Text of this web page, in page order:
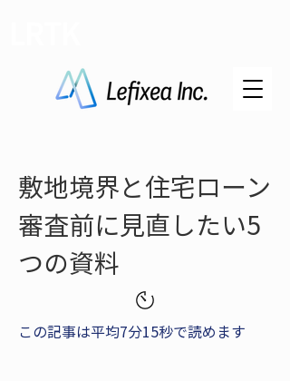
敷地境界と住宅ローン
審査前に見直したい5
つの資料
この記事は平均7分15秒で読めます